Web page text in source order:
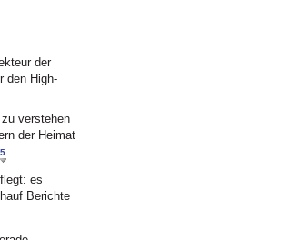
der
den High-
verstehen
der Heimat
5
es
Berichte